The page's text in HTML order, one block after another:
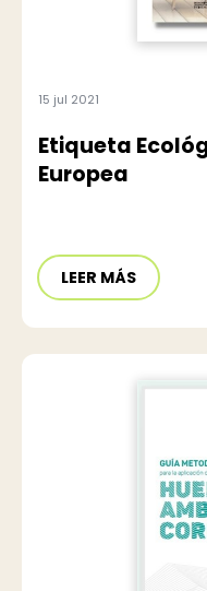
15 jul 2021
Etiqueta
Europea
LEER MÁS